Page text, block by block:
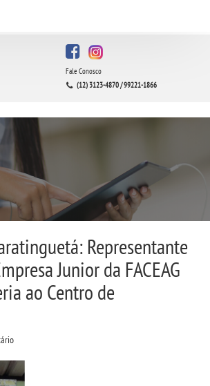
Fale Conosco
(12) 3123-4870 / 99221-1866
Representante
Junior da FACEAG
ao Centro de